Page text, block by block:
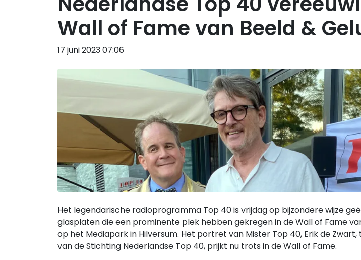
Wall of Fame van Beeld &
17 juni 2023 07:06
Het legendarische radioprogramma Top 40 is vrijdag op bijzondere wijze
glasplaten die een prominente plek hebben gekregen in de Wall of Fame
op het Mediapark in Hilversum. Het portret van Mister Top 40, Erik de
van de Stichting Nederlandse Top 40, prijkt nu trots in de Wall of Fame.